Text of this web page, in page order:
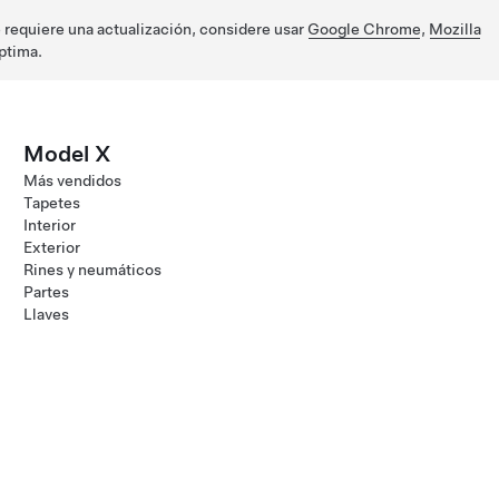
una actualización, considere usar Google Chrome, Mozilla
Model X
Más vendidos
Tapetes
Interior
Exterior
Rines y neumáticos
Partes
Llaves